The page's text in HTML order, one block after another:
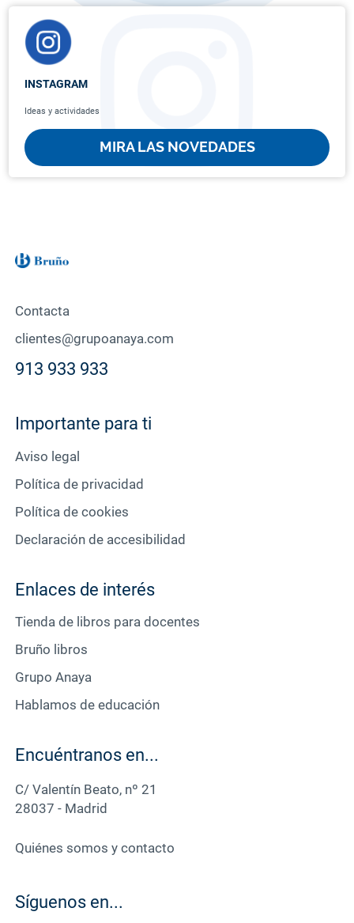
INSTAGRAM
Ideas y actividades
MIRA LAS NOVEDADES
Contacta
clientes@grupoanaya.com
913 933 933
Importante para ti
Aviso legal
Política de privacidad
Política de cookies
Declaración de accesibilidad
Enlaces de interés
Tienda de libros para docentes
Bruño libros
Grupo Anaya
Hablamos de educación
Encuéntranos en...
C/ Valentín Beato, nº 21
28037 - Madrid
Quiénes somos y contacto
Síguenos en...